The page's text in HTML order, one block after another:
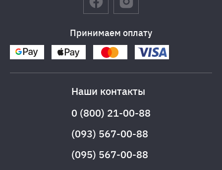
Принимаем оплату
Наши контакты
0 (800) 21-00-88
(093) 567-00-88
(095) 567-00-88